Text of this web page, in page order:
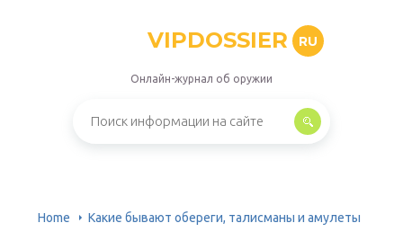
VIPDOSSIER RU
Онлайн-журнал об оружии
Home Какие бывают обереги, талисманы и амулеты